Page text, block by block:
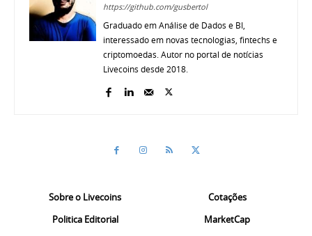
https://github.com/gusbertol
Graduado em Análise de Dados e BI,
interessado em novas tecnologias, fintechs e
criptomoedas. Autor no portal de notícias
Livecoins desde 2018.
Sobre o Livecoins
Politica Editorial
Cotações
MarketCap